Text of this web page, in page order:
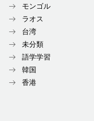
モンゴル
ラオス
台湾
未分類
語学学習
韓国
香港